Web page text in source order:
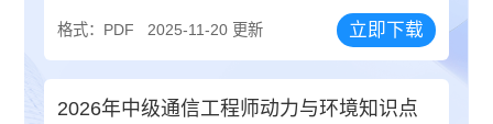
格式：PDF 2025-11-20 更新 立即下载
2026年中级通信工程师动力与环境知识点